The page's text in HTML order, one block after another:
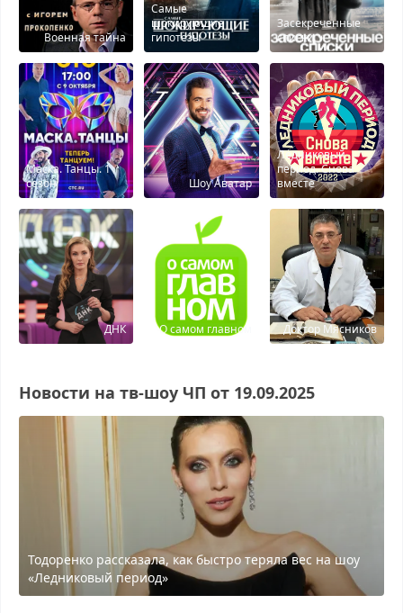
Военная тайна
Самые
шокирующие
гипотезы
Засекреченные
списки
Маска. Танцы. 1
сезон
Шоу Аватар
Ледниковый
период. Снова
вместе
ДНК О самом главном Доктор Мясников
Новости на тв-шоу ЧП от 19.09.2025
Тодоренко рассказала, как быстро теряла вес на шоу
«Ледниковый период»